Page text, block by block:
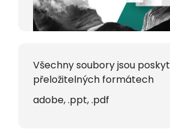
Všechny soubory jsou
přeložitelných formátech
adobe, .ppt, .pdf